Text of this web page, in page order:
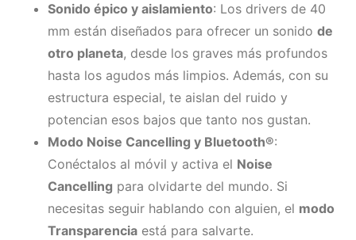
Sonido épico y aislamiento: Los drivers de 40
mm están diseñados para ofrecer un sonido de
otro planeta, desde los graves más profundos
hasta los agudos más limpios. Además, con su
estructura especial, te aislan del ruido y
potencian esos bajos que tanto nos gustan.
Modo Noise Cancelling y Bluetooth®:
Conéctalos al móvil y activa el Noise
Cancelling para olvidarte del mundo. Si
necesitas seguir hablando con alguien, el modo
Transparencia está para salvarte.